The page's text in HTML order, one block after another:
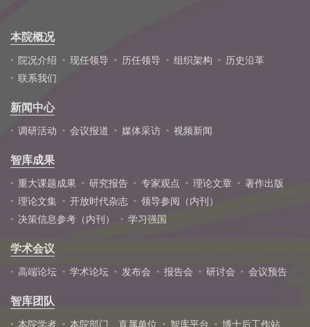
本院概况
院况介绍 现任领导 历任领导 组织架构
历史沿革
联系我们
新闻中心
调研活动 会议报道 媒体采访 视频新闻
智库成果
重大课题成果 研究报告 专家观点 理论文章
著作出版
理论文集
开放时代杂志
领导参阅（内刊）
决策信息参考（内刊）
学习强国
学术会议
高端论坛 学术论坛 发布会 报告会 研讨会 会议预告
智库团队
本院学者 本院部门、直属单位 智库平台 博士后工作站